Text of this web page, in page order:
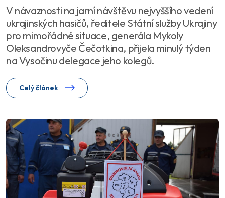
V návaznosti na jarní návštěvu nejvyššího vedení
ukrajinských hasičů, ředitele Státní služby Ukrajiny
pro mimořádné situace, generála Mykoly
Oleksandrovyče Čečotkina, přijela minulý týden
na Vysočinu delegace jeho kolegů.
Celý článek